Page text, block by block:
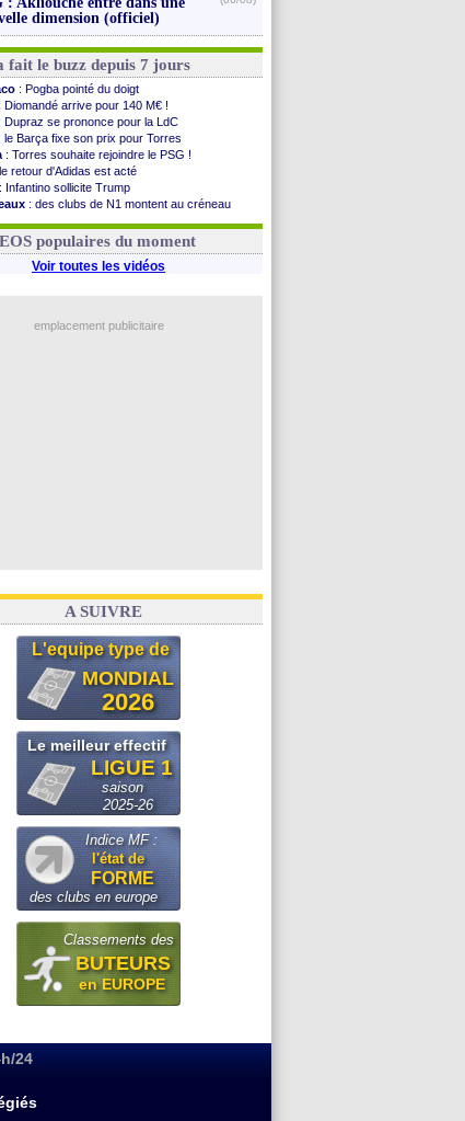
dimension (officiel)
fait le buzz depuis 7 jours
: Pogba pointé du doigt
: Diomandé arrive pour 140 M€ !
: Dupraz se prononce pour la LdC
: le Barça fixe son prix pour Torres
: Torres souhaite rejoindre le PSG !
retour d'Adidas est acté
: Infantino sollicite Trump
: des clubs de N1 montent au créneau
: le démenti de Leipzig pour Diomandé
populaires du moment
Voir toutes les vidéos
emplacement publicitaire
A SUIVRE
L'equipe type de
MONDIAL
2026
Le meilleur effectif
LIGUE 1
saison
2025-26
Indice MF :
l'état de
FORME
des clubs en europe
Classements des
BUTEURS
en EUROPE
24